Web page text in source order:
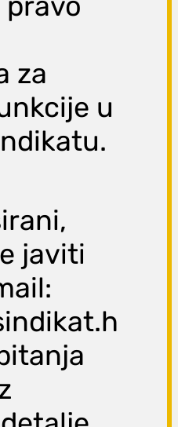
za
u
javiti